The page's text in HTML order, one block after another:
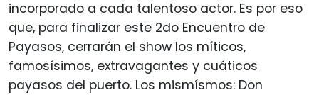
incorporado a cada talentoso actor. Es por eso
que, para finalizar este 2do Encuentro de
Payasos, cerrarán el show los míticos,
famosísimos, extravagantes y cuáticos
payasos del puerto. Los mismísmos: Don